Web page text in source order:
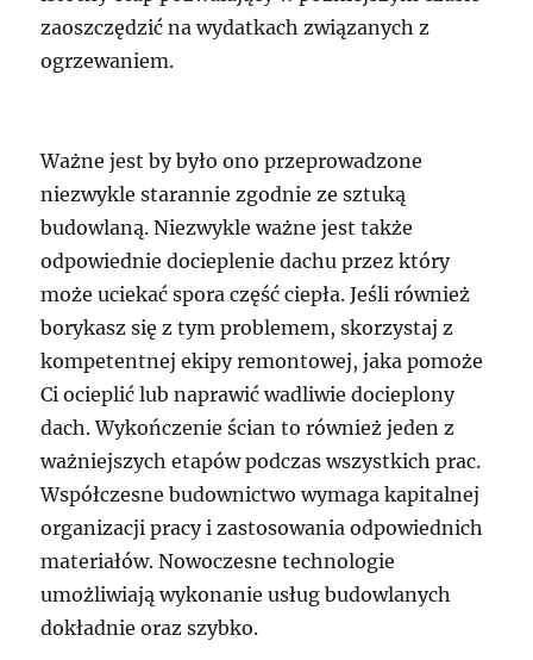
zaoszczędzić na wydatkach związanych z
ogrzewaniem.
Ważne jest by było ono przeprowadzone
niezwykle starannie zgodnie ze sztuką
budowlaną. Niezwykle ważne jest także
odpowiednie docieplenie dachu przez który
może uciekać spora część ciepła. Jeśli również
borykasz się z tym problemem, skorzystaj z
kompetentnej ekipy remontowej, jaka pomoże
Ci ocieplić lub naprawić wadliwie docieplony
dach. Wykończenie ścian to również jeden z
ważniejszych etapów podczas wszystkich prac.
Współczesne budownictwo wymaga kapitalnej
organizacji pracy i zastosowania odpowiednich
materiałów. Nowoczesne technologie
umożliwiają wykonanie usług budowlanych
dokładnie oraz szybko.